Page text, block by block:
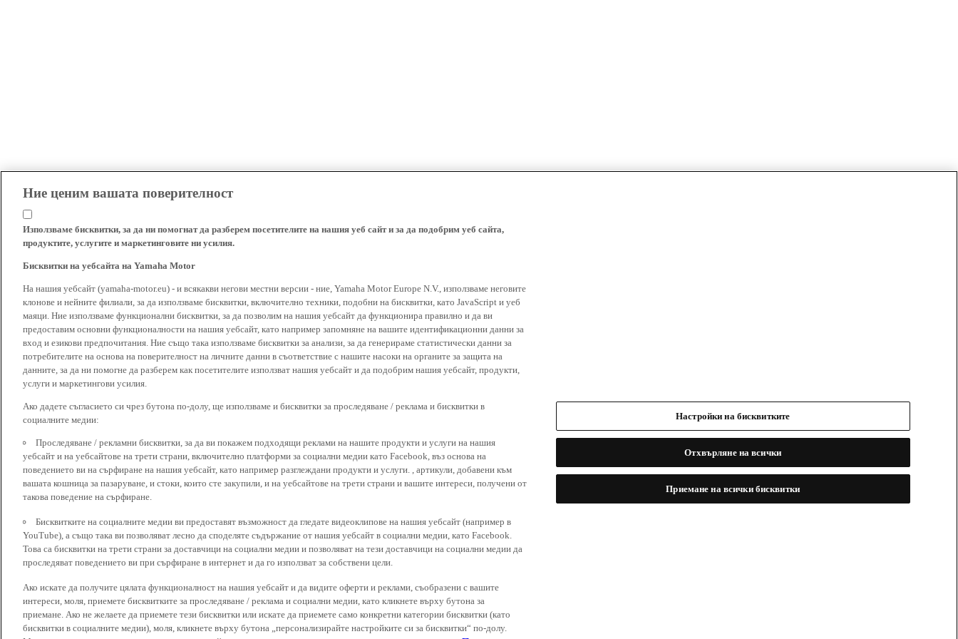
Ние ценим вашата поверителност
Използваме бисквитки, за да ни помогнат да разберем посетителите на нашия уеб сайт и за да подобрим уеб сайта,
продуктите, услугите и маркетинговите ни усилия.
Бисквитки на уебсайта на Yamaha Motor
На нашия уебсайт (yamaha-motor.eu) - и всякакви негови местни версии - ние, Yamaha Motor Europe N.V., използваме неговите
клонове и нейните филиали, за да използваме бисквитки, включително техники, подобни на бисквитки, като JavaScript и уеб
маяци. Ние използваме функционални бисквитки, за да позволим на нашия уебсайт да функционира правилно и да ви
предоставим основни функционалности на нашия уебсайт, като например запомняне на вашите идентификационни данни за
вход и езикови предпочитания. Ние също така използваме бисквитки за анализи, за да генерираме статистически данни за
потребителите на основа на поверителност на личните данни в съответствие с нашите насоки на органите за защита на
данните, за да ни помогне да разберем как посетителите използват нашия уебсайт и да подобрим нашия уебсайт, продукти,
услуги и маркетингови усилия.
Ако дадете съгласието си чрез бутона по-долу, ще използваме и бисквитки за проследяване / реклама и бисквитки в
социалните медии:
Проследяване / рекламни бисквитки, за да ви покажем подходящи реклами на нашите продукти и услуги на нашия
уебсайт и на уебсайтове на трети страни, включително платформи за социални медии като Facebook, въз основа на
поведението ви на сърфиране на нашия уебсайт, като например разглеждани продукти и услуги. , артикули, добавени към
вашата кошница за пазаруване, и стоки, които сте закупили, и на уебсайтове на трети страни и вашите интереси, получени от
такова поведение на сърфиране.
Бисквитките на социалните медии ви предоставят възможност да гледате видеоклипове на нашия уебсайт (например в
YouTube), а също така ви позволяват лесно да споделяте съдържание от нашия уебсайт в социални медии, като Facebook.
Това са бисквитки на трети страни за доставчици на социални медии и позволяват на тези доставчици на социални медии да
проследяват поведението ви при сърфиране в интернет и да го използват за собствени цели.
Ако искате да получите цялата функционалност на нашия уебсайт и да видите оферти и реклами, съобразени с вашите
интереси, моля, приемете бисквитките за проследяване / реклама и социални медии, като кликнете върху бутона за
приемане. Ако не желаете да приемете тези бисквитки или искате да приемете само конкретни категории бисквитки (като
бисквитки в социалните медии), моля, кликнете върху бутона „персонализирайте настройките си за бисквитки“ по-долу.
Настройки на бисквитките
Отхвърляне на всички
Приемане на всички бисквитки